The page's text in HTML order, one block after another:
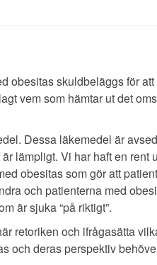
obesitas skuldbeläggs för
vem som hämtar ut det
Dessa läkemedel är
lämpligt. Vi har haft en rent
obesitas som gör att
och patienterna med
är sjuka “på riktigt”.
retoriken och ifrågasätta
och deras perspektiv